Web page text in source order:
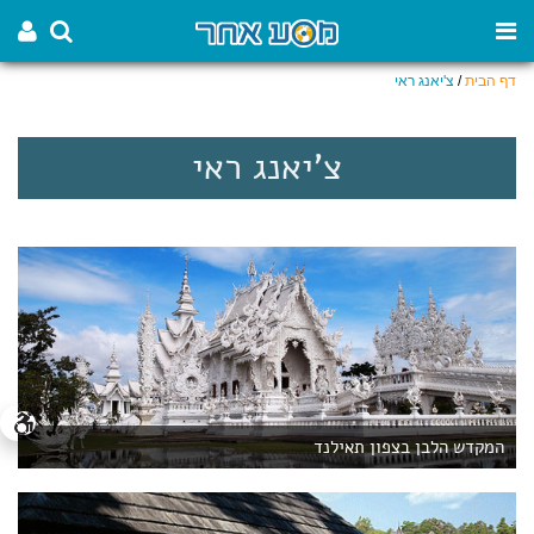
דף הבית/ צ'יאנג ראי
צ'יאנג ראי
המקדש הלבן בצפון תאילנד